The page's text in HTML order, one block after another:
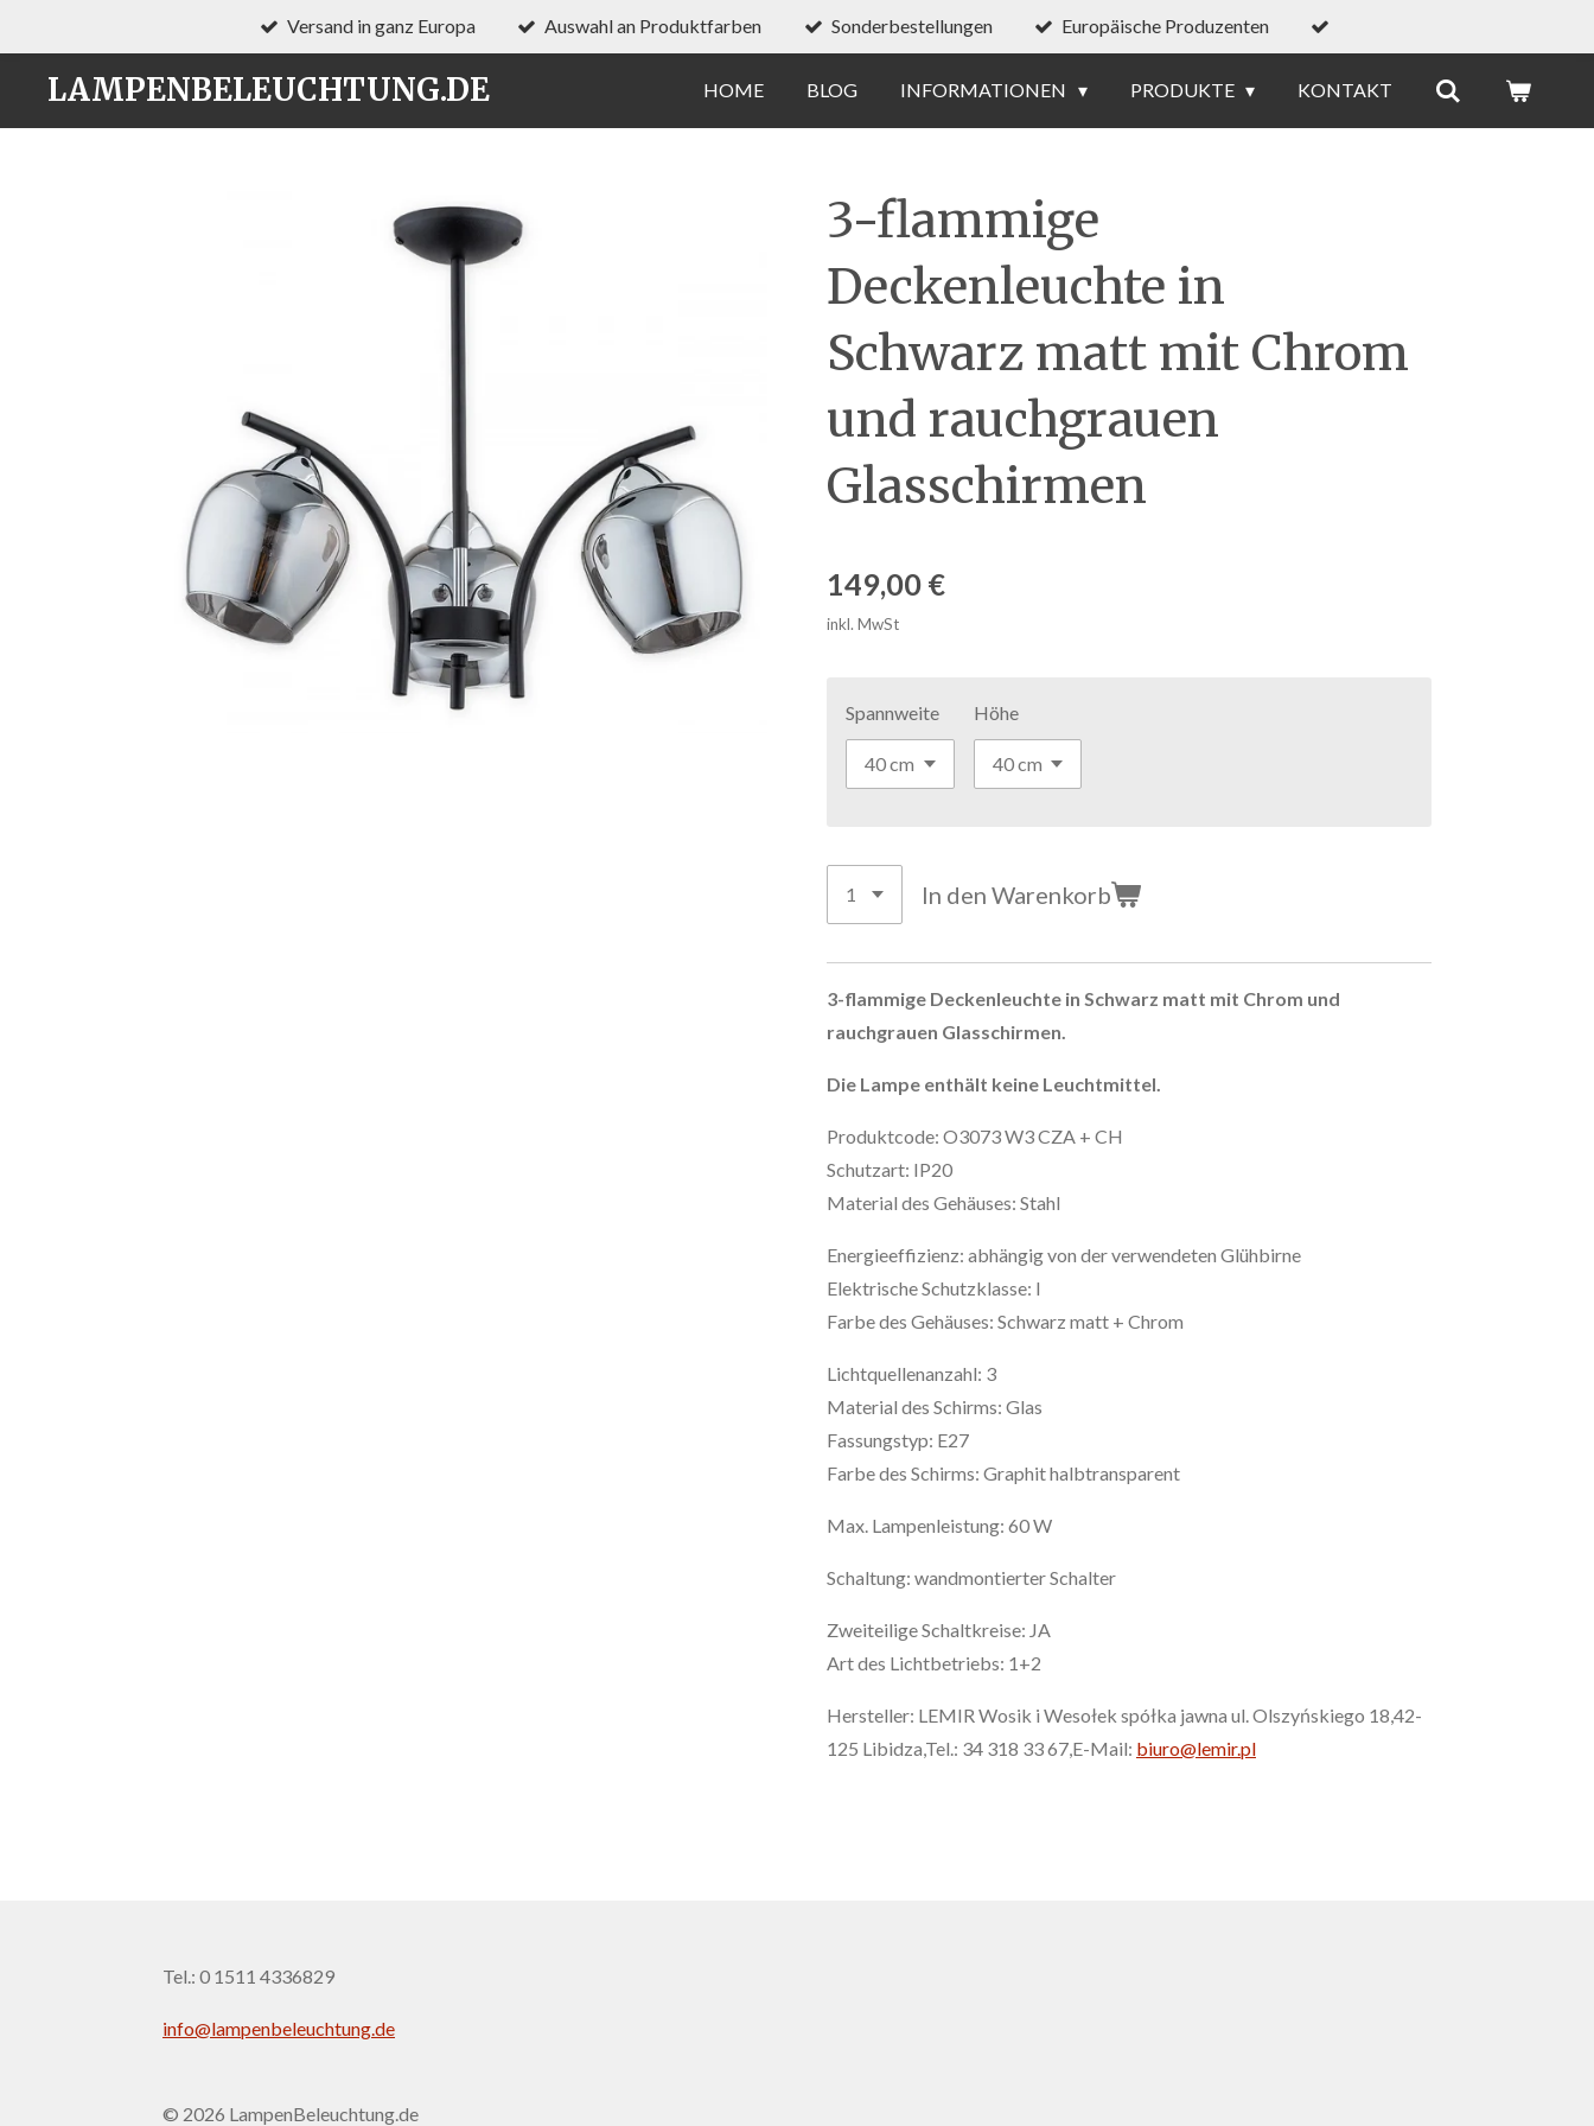
Hauptinhalt
springen
Versand in ganz Europa Auswahl an Produktfarben Sonderbestellungen Europäische Produzenten
LAMPENBELEUCHTUNG.DE HOME BLOG INFORMATIONEN PRODUKTE KONTAKT
3-flammige
Deckenleuchte in
Schwarz matt mit Chrom
und rauchgrauen
Glasschirmen
149,00 €
inkl. MwSt
Spannweite Höhe
In den Warenkorb
3-flammige Deckenleuchte in Schwarz matt mit Chrom und
rauchgrauen Glasschirmen.
Die Lampe enthält keine Leuchtmittel.
Produktcode: O3073 W3 CZA + CH
Schutzart: IP20
Material des Gehäuses: Stahl
Energieeffizienz: abhängig von der verwendeten Glühbirne
Elektrische Schutzklasse: I
Farbe des Gehäuses: Schwarz matt + Chrom
Lichtquellenanzahl: 3
Material des Schirms: Glas
Fassungstyp: E27
Farbe des Schirms: Graphit halbtransparent
Max. Lampenleistung: 60 W
Schaltung: wandmontierter Schalter
Zweiteilige Schaltkreise: JA
Art des Lichtbetriebs: 1+2
Hersteller: LEMIR Wosik i Wesołek spółka jawna ul. Olszyńskiego 18,42-
125 Libidza,Tel.: 34 318 33 67,E-Mail: biuro@lemir.pl
Tel.: 0 1511 4336829
info@lampenbeleuchtung.de
© 2026 LampenBeleuchtung.de